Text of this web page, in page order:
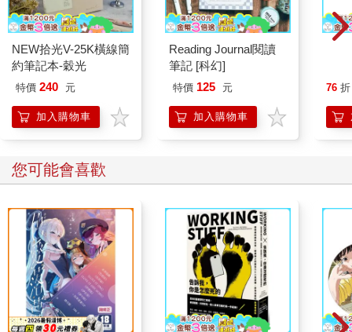
NEW拾光V-25K橫線簡
約筆記本-穀光
特價 240 元
加入購物車
Reading Journal閱讀
筆記 [科幻]
特價 125 元
加入購物車
76 折
您可能會喜歡